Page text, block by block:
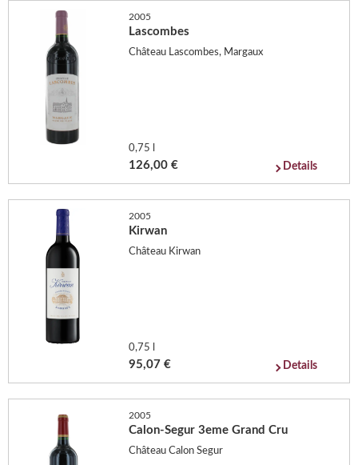
2005
Lascombes
Château Lascombes, Margaux
0,75 l
126,00 € Details
2005
Kirwan
Château Kirwan
0,75 l
95,07 € Details
2005
Calon-Segur 3eme Grand Cru
Château Calon Segur